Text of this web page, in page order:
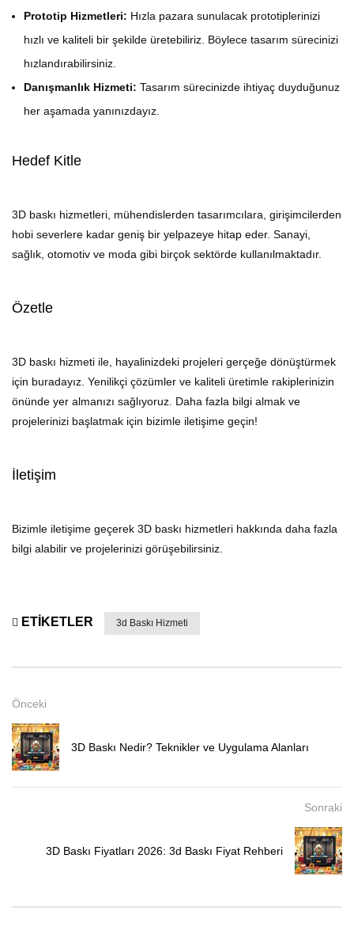
Prototip Hizmetleri: Hızla pazara sunulacak prototiplerinizi
hızlı ve kaliteli bir şekilde üretebiliriz. Böylece tasarım sürecinizi
hızlandırabilirsiniz.
Danışmanlık Hizmeti: Tasarım sürecinizde ihtiyaç duyduğunuz
her aşamada yanınızdayız.
Hedef Kitle
3D baskı hizmetleri, mühendislerden tasarımcılara, girişimcilerden
hobi severlere kadar geniş bir yelpazeye hitap eder. Sanayi,
sağlık, otomotiv ve moda gibi birçok sektörde kullanılmaktadır.
Özetle
3D baskı hizmeti ile, hayalinizdeki projeleri gerçeğe dönüştürmek
için buradayız. Yenilikçi çözümler ve kaliteli üretimle rakiplerinizin
önünde yer almanızı sağlıyoruz. Daha fazla bilgi almak ve
projelerinizi başlatmak için bizimle iletişime geçin!
İletişim
Bizimle iletişime geçerek 3D baskı hizmetleri hakkında daha fazla
bilgi alabilir ve projelerinizi görüşebilirsiniz.
ETIKETLER 3d Baskı Hizmeti
Önceki
3D Baskı Nedir? Teknikler ve Uygulama Alanları
Sonraki
3D Baskı Fiyatları 2026: 3d Baskı Fiyat Rehberi